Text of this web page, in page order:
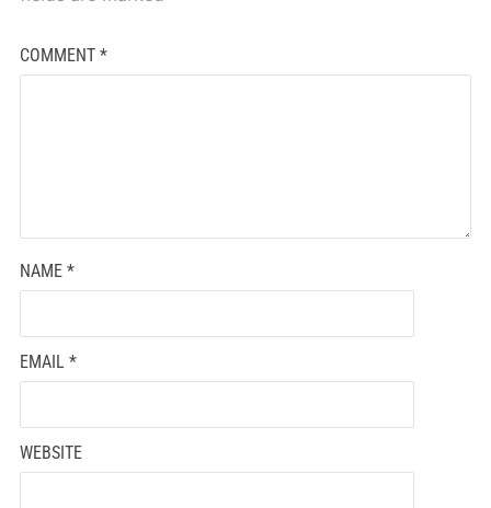
COMMENT *
NAME *
EMAIL *
WEBSITE